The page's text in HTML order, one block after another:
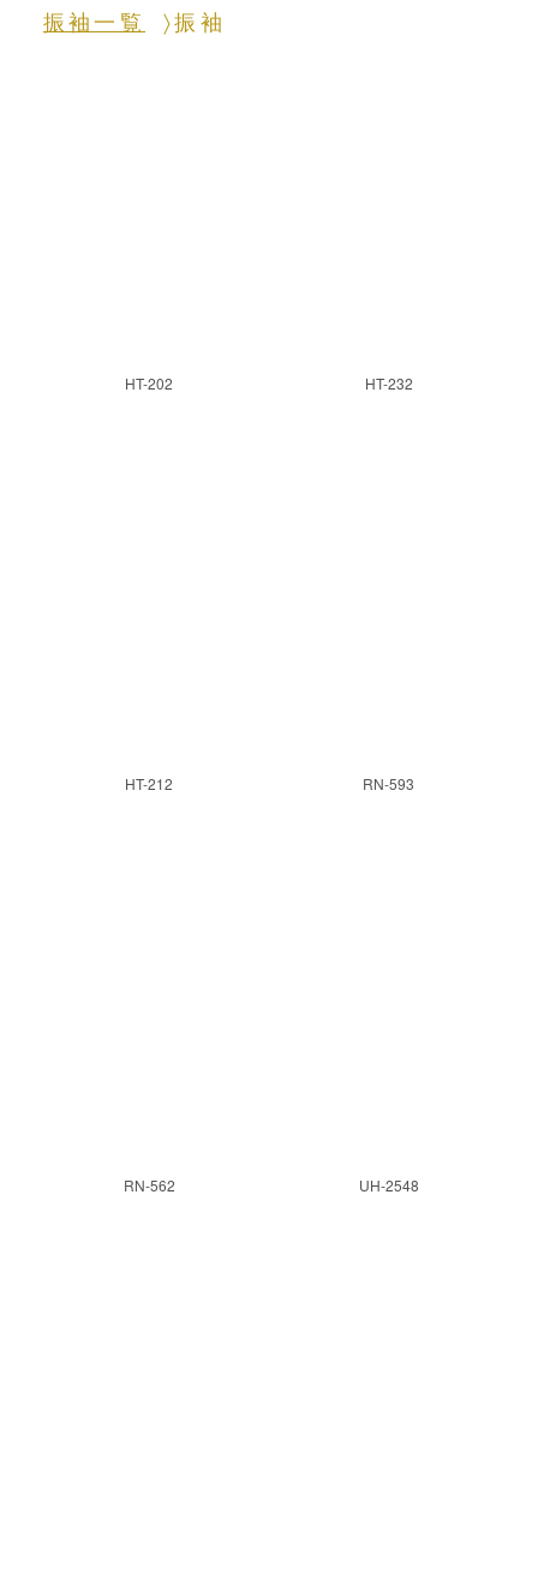
振袖一覧 振袖
HT-202 HT-232
HT-212 RN-593
RN-562 UH-2548